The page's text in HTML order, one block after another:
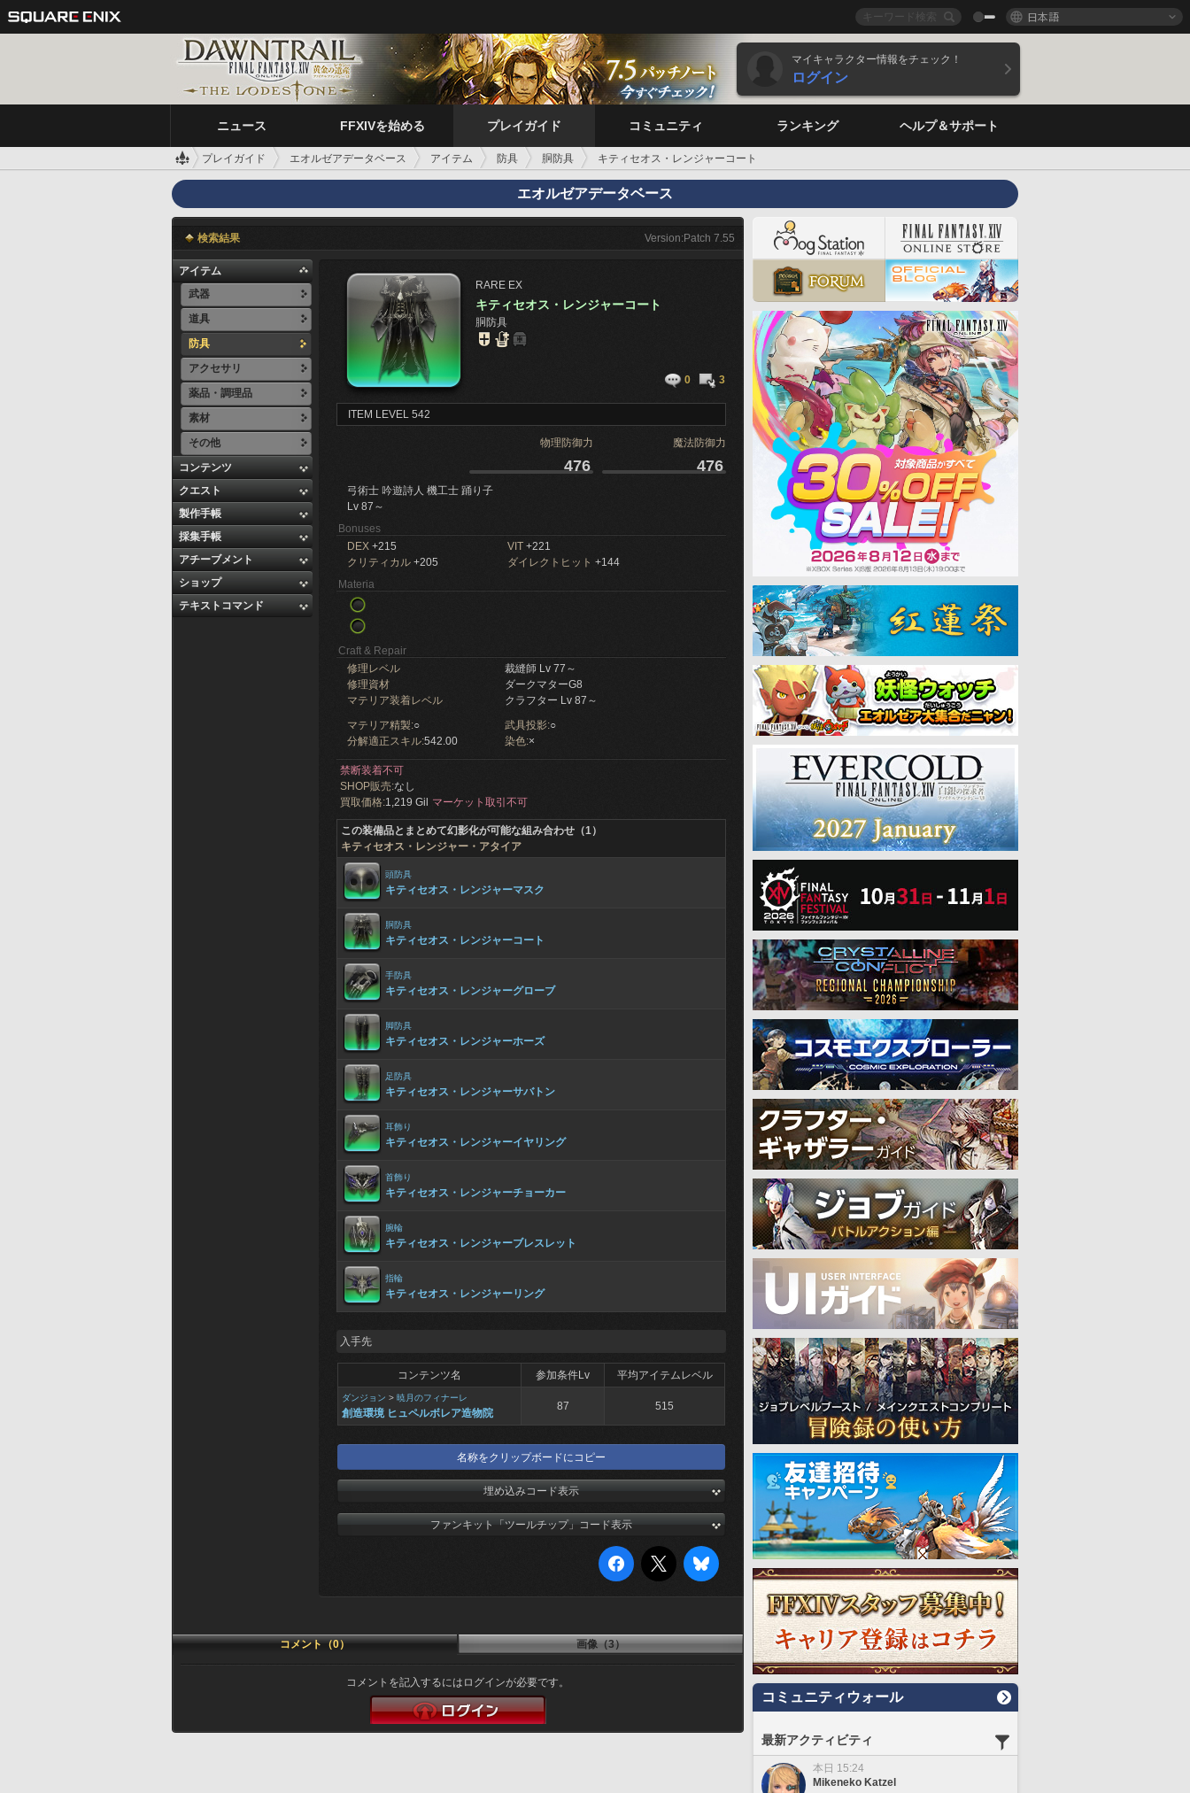
日本語
マイキャラクター情報をチェック！
ログイン
ニュース FFXIVを始める プレイガイド コミュニティ ランキング ヘルプ＆サポート
プレイガイド エオルゼアデータベース アイテム 防具 胴防具 キティセオス・レンジャーコート
エオルゼアデータベース
検索結果 Version:Patch 7.55
アイテム
武器
道具
防具
アクセサリ
薬品・調理品
素材
その他
コンテンツ
クエスト
製作手帳
採集手帳
アチーブメント
ショップ
テキストコマンド
RARE EX
キティセオス・レンジャーコート
胴防具
0 3
ITEM LEVEL 542
物理防御力 魔法防御力
476 476
弓術士 吟遊詩人 機工士 踊り子
Lv 87～
Bonuses
DEX +215 VIT +221
クリティカル +205 ダイレクトヒット +144
Materia
Craft & Repair
修理レベル
裁縫師 Lv 77～
修理資材
ダークマターG8
マテリア装着レベル
クラフター Lv 87～
マテリア精製:○ 武具投影:○
分解適正スキル:542.00 染色:×
禁断装着不可
SHOP販売:なし
買取価格:1,219 Gil マーケット取引不可
この装備品とまとめて幻影化が可能な組み合わせ（1）
キティセオス・レンジャー・アタイア
頭防具
キティセオス・レンジャーマスク
胴防具
キティセオス・レンジャーコート
手防具
キティセオス・レンジャーグローブ
脚防具
キティセオス・レンジャーホーズ
足防具
キティセオス・レンジャーサバトン
耳飾り
キティセオス・レンジャーイヤリング
首飾り
キティセオス・レンジャーチョーカー
腕輪
キティセオス・レンジャーブレスレット
指輪
キティセオス・レンジャーリング
入手先
コンテンツ名 参加条件Lv 平均アイテムレベル
ダンジョン > 暁月のフィナーレ
創造環境 ヒュペルボレア造物院
87 515
名称をクリップボードにコピー
埋め込みコード表示
ファンキット「ツールチップ」コード表示
コメント（0） 画像（3）
コメントを記入するにはログインが必要です。
コミュニティウォール
最新アクティビティ
本日 15:24
Mikeneko Katzel